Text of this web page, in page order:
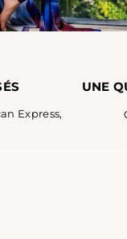
Express,
UNE